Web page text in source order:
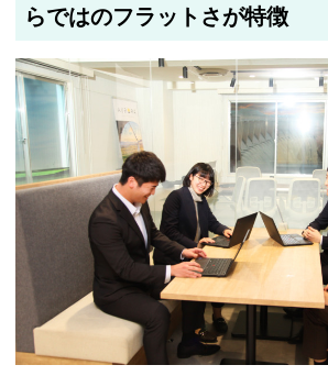
らではのフラットさが特徴